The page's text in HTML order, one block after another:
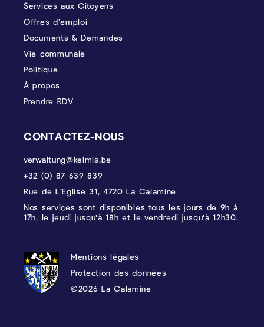
Services aux Citoyens
Offres d’emploi
Documents & Demandes
Vie communale
Politique
À propos
Prendre RDV
CONTACTEZ-NOUS
verwaltung@kelmis.be
+32 (0) 87 639 839
Rue de L’Eglise 31, 4720 La Calamine
Nos services sont disponibles tous les jours de 9h à
17h, le jeudi jusqu'à 18h et le vendredi jusqu'à 12h30.
PROTECTION DES DONNÉES, MENTIONS
Mentions légales
Protection des données
©2026 La Calamine